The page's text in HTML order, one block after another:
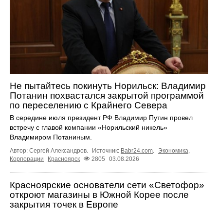
Не пытайтесь покинуть Норильск: Владимир
Потанин похвастался закрытой программой
по переселению с Крайнего Севера
В середине июля президент РФ Владимир Путин провел
встречу с главой компании «Норильский никель»
Владимиром Потаниным.
Автор: Сергей Александров. Источник: Babr24.com Экономика
Корпорации
Красноярск 2805 03.08.2026
Красноярские основатели сети «Светофор»
откроют магазины в Южной Корее после
закрытия точек в Европе